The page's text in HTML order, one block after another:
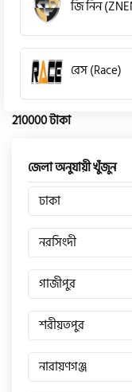
জি নিন
রেস (Race)
এইচ পাওয়ার
আকিজ (Akij)
জারা (Zaara)
210000 টাকা
জেলা অনুযায়ী খুঁজুন
ঢাকা
নরসিংদী
গাজীপুর
শরীয়তপুর
নারায়ণগঞ্জ